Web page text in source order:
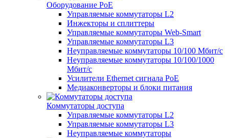
Оборудование PoE
Управляемые коммутаторы L2
Инжекторы и сплиттеры
Управляемые коммутаторы Web-Smart
Управляемые коммутаторы L3
Неуправляемые коммутаторы 10/100 Мбит/с
Неуправляемые коммутаторы 10/100/1000
Мбит/с
Усилители Ethernet сигнала PoE
Медиаконверторы и блоки питания
Коммутаторы доступа
Управляемые коммутаторы L2
Управляемые коммутаторы L3
Неуправляемые коммутаторы